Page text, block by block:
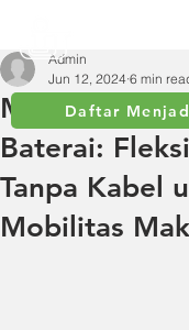
Daftar
Mesin
Baterai:
Tanpa Kabel
Mobilitas
Admin
Jun 12, 2024 6 min